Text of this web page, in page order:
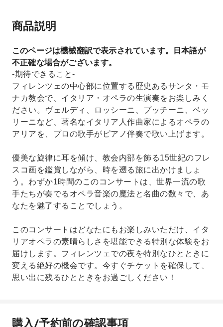
商品説明
このページは機械翻訳で表示されています。日本語が
不正確な場合がございます。
-期待できること-
フィレンツェの中心部に位置する歴史あるサンタ・モ
ナカ教会で、イタリア・オペラの生演奏をお楽しみく
ださい。ヴェルディ、ロッシーニ、プッチーニ、ベッ
リーニなど、著名なイタリア人作曲家によるオペラの
アリアを、プロの歌手がピアノ伴奏で歌い上げます。
優美な旋律に耳を傾け、教会内部を飾る15世紀のフレ
スコ画を鑑賞しながら、時を遡る旅に出かけましょ
う。わずか1時間のこのコンサートは、世界一流の歌
手たちが奏でるオペラ音楽の魔法と名曲の数々で、あ
なたを魅了することでしょう。
このコンサートはどなたにもお楽しみいただけ、イタ
リアオペラの素晴らしさを堪能できる特別な体験をお
届けします。フィレンツェでの夜を特別なひとときに
変える絶好の機会です。今すぐチケットを確保して、
思い出に残るひとときをお過ごしください！
購入/予約前の確認事項